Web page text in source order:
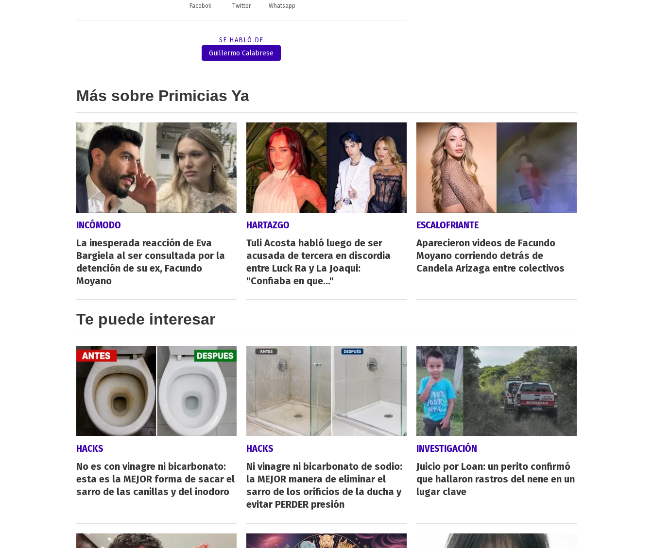
Facebok Twitter Whatsapp
SE HABLÓ DE
Guillermo Calabrese
Más sobre Primicias Ya
INCÓMODO
La inesperada reacción de Eva
Bargiela al ser consultada por la
detención de su ex, Facundo
Moyano
HARTAZGO
Tuli Acosta habló luego de ser
acusada de tercera en discordia
entre Luck Ra y La Joaqui:
"Confiaba en que..."
ESCALOFRIANTE
Aparecieron videos de Facundo
Moyano corriendo detrás de
Candela Arizaga entre colectivos
Te puede interesar
HACKS
No es con vinagre ni bicarbonato:
esta es la MEJOR forma de sacar el
sarro de las canillas y del inodoro
HACKS
Ni vinagre ni bicarbonato de sodio:
la MEJOR manera de eliminar el
sarro de los orificios de la ducha y
evitar PERDER presión
INVESTIGACIÓN
Juicio por Loan: un perito confirmó
que hallaron rastros del nene en un
lugar clave